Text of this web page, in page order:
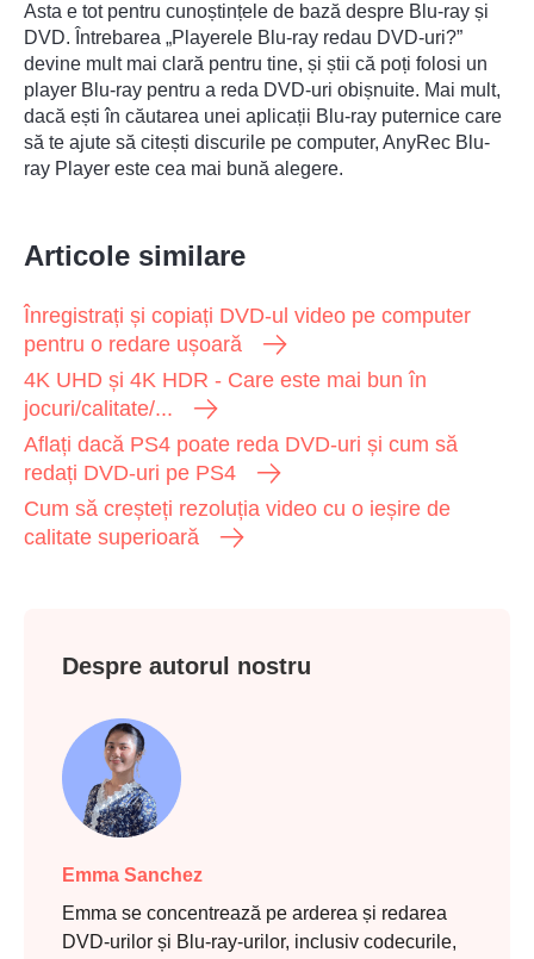
Asta e tot pentru cunoștințele de bază despre Blu-ray și
DVD. Întrebarea „Playerele Blu-ray redau DVD-uri?”
devine mult mai clară pentru tine, și știi că poți folosi un
player Blu-ray pentru a reda DVD-uri obișnuite. Mai mult,
dacă ești în căutarea unei aplicații Blu-ray puternice care
să te ajute să citești discurile pe computer, AnyRec Blu-
ray Player este cea mai bună alegere.
Articole similare
Înregistrați și copiați DVD-ul video pe computer
pentru o redare ușoară
4K UHD și 4K HDR - Care este mai bun în
jocuri/calitate/...
Aflați dacă PS4 poate reda DVD-uri și cum să
redați DVD-uri pe PS4
Cum să creșteți rezoluția video cu o ieșire de
calitate superioară
Despre autorul nostru
Emma Sanchez
Emma se concentrează pe arderea și redarea
DVD-urilor și Blu-ray-urilor, inclusiv codecurile,